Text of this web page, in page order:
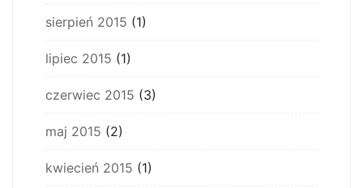
sierpień 2015 (1)
lipiec 2015 (1)
czerwiec 2015 (3)
maj 2015 (2)
kwiecień 2015 (1)